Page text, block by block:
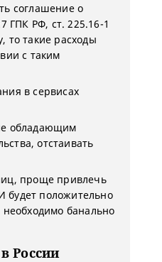
соглашение о
ГПК РФ, ст. 225.16-1
то такие расходы
с таким
в сервисах
обладающим
отстаивать
проще привлечь
будет положительно
необходимо банально
России